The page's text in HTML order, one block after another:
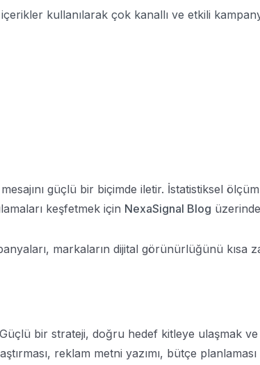
kullanılarak çok kanallı ve etkili
güçlü bir biçimde iletir. İstatistiksel
keşfetmek için NexaSignal Blog
markaların dijital görünürlüğünü kısa
bir strateji, doğru hedef kitleye ulaşmak
reklam metni yazımı, bütçe